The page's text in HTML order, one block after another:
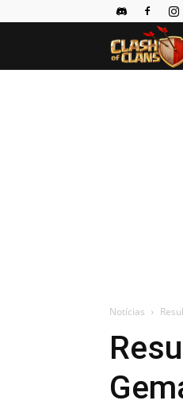
Notícias